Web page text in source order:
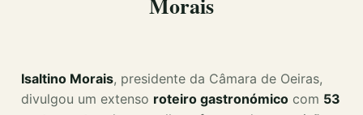
Isaltino Morais, presidente da Câmara de Oeiras,
divulgou um extenso roteiro gastronómicocom 53